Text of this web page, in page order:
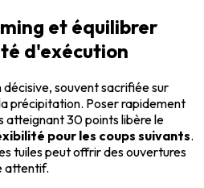
et équilibrer
d'exécution
décisive, souvent sacrifiée sur
précipitation. Poser rapidement
atteignant 30 points libère le
pour les coups suivants.
tuiles peut offrir des ouvertures
attentif.